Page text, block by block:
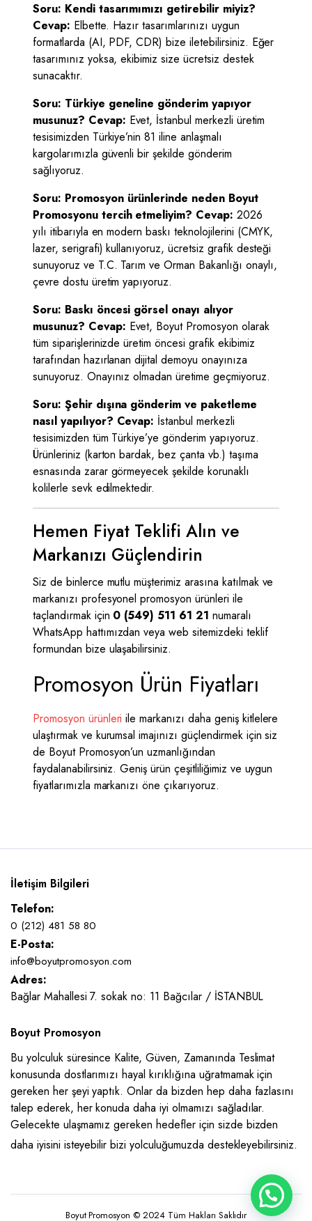
Soru: Kendi tasarımımızı getirebilir miyiz?
Cevap: Elbette. Hazır tasarımlarınızı uygun
formatlarda (AI, PDF, CDR) bize iletebilirsiniz. Eğer
tasarımınız yoksa, ekibimiz size ücretsiz destek
sunacaktır.
Soru: Türkiye geneline gönderim yapıyor
musunuz? Cevap: Evet, İstanbul merkezli üretim
tesisimizden Türkiye’nin 81 iline anlaşmalı
kargolarımızla güvenli bir şekilde gönderim
sağlıyoruz.
Soru: Promosyon ürünlerinde neden Boyut
Promosyonu tercih etmeliyim? Cevap: 2026
yılı itibarıyla en modern baskı teknolojilerini (CMYK,
lazer, serigrafi) kullanıyoruz, ücretsiz grafik desteği
sunuyoruz ve T.C. Tarım ve Orman Bakanlığı onaylı,
çevre dostu üretim yapıyoruz.
Soru: Baskı öncesi görsel onayı alıyor
musunuz? Cevap: Evet, Boyut Promosyon olarak
tüm siparişlerinizde üretim öncesi grafik ekibimiz
tarafından hazırlanan dijital demoyu onayınıza
sunuyoruz. Onayınız olmadan üretime geçmiyoruz.
Soru: Şehir dışına gönderim ve paketleme
nasıl yapılıyor? Cevap: İstanbul merkezli
tesisimizden tüm Türkiye’ye gönderim yapıyoruz.
Ürünleriniz (karton bardak, bez çanta vb.) taşıma
esnasında zarar görmeyecek şekilde korunaklı
kolilerle sevk edilmektedir.
Hemen Fiyat Teklifi Alın ve
Markanızı Güçlendirin
Siz de binlerce mutlu müşterimiz arasına katılmak ve
markanızı profesyonel promosyon ürünleri ile
taçlandırmak için 0 (549) 511 61 21 numaralı
WhatsApp hattımızdan veya web sitemizdeki teklif
formundan bize ulaşabilirsiniz.
Promosyon Ürün Fiyatları
Promosyon ürünleriile markanızı daha geniş kitlelere
ulaştırmak ve kurumsal imajınızı güçlendirmek için siz
de Boyut Promosyon’un uzmanlığından
faydalanabilirsiniz. Geniş ürün çeşitliliğimiz ve uygun
fiyatlarımızla markanızı öne çıkarıyoruz.
İletişim Bilgileri
Telefon:
0 (212) 481 58 80
E-Posta:
info@boyutpromosyon.com
Adres:
Bağlar Mahallesi 7. sokak no: 11 Bağcılar / İSTANBUL
Boyut Promosyon
Bu yolculuk süresince Kalite, Güven, Zamanında Teslimat
konusunda dostlarımızı hayal kırıklığına uğratmamak için
gereken her şeyi yaptık. Onlar da bizden hep daha fazlasını
talep ederek, her konuda daha iyi olmamızı sağladılar.
Gelecekte ulaşmamız gereken hedefler için sizde bizden
daha iyisini isteyebilir bizi yolculuğumuzda destekleyebilirsiniz.
Boyut Promosyon © 2024 Tüm Hakları Saklıdır